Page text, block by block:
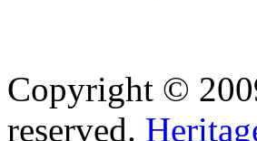
Copyright ©
reserved.